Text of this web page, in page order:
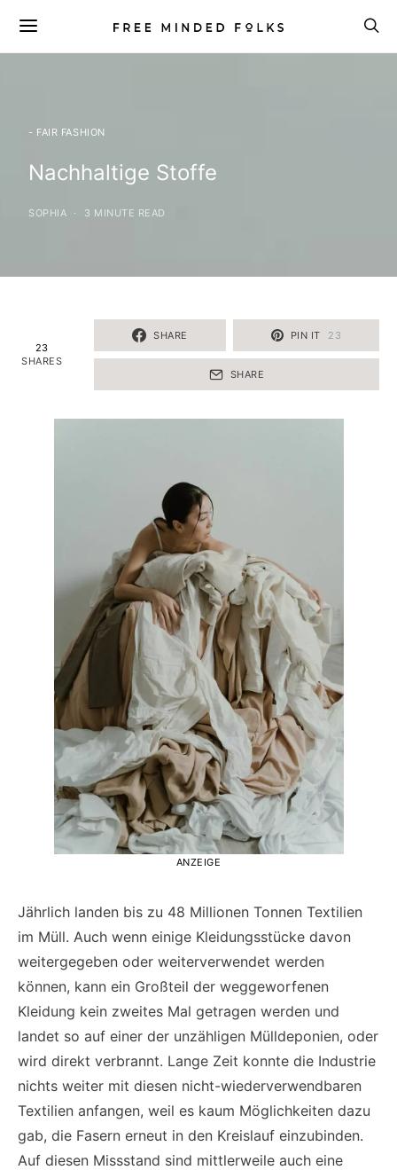
- FAIR FASHION
Nachhaltige Stoffe
SOPHIA 3 MINUTE READ
23
SHARES
SHARE PIN IT 23
SHARE
ANZEIGE
Jährlich landen bis zu 48 Millionen Tonnen Textilien
im Müll. Auch wenn einige Kleidungsstücke davon
weitergegeben oder weiterverwendet werden
können, kann ein Großteil der weggeworfenen
Kleidung kein zweites Mal getragen werden und
landet so auf einer der unzähligen Mülldeponien, oder
wird direkt verbrannt. Lange Zeit konnte die Industrie
nichts weiter mit diesen nicht-wiederverwendbaren
Textilien anfangen, weil es kaum Möglichkeiten dazu
gab, die Fasern erneut in den Kreislauf einzubinden.
Auf diesen Missstand sind mittlerweile auch eine